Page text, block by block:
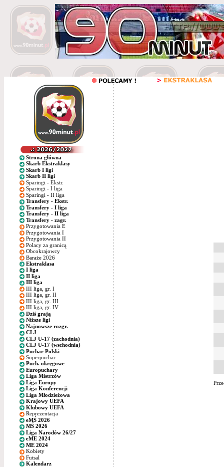
Strona główna
Skarb Ekstraklasy
Skarb I ligi
Skarb II ligi
Sparingi - Ekstr.
Sparingi - I liga
Sparingi - II liga
Transfery - Ekstr.
Transfery - I liga
Transfery - II liga
Transfery - zagr.
Przygotowania E
Przygotowania I
Przygotowania II
Polacy za granicą
Obcokrajowcy
Baraże 2026
Ekstraklasa
I liga
II liga
III liga
III liga, gr. I
III liga, gr. II
III liga, gr. III
III liga, gr. IV
Dziś grają
Niższe ligi
Najnowsze rozgr.
CLJ
CLJ U-17 (zachodnia)
CLJ U-17 (wschodnia)
Puchar Polski
Superpuchar
Puch. okręgowe
Europuchary
Liga Mistrzów
Liga Europy
Liga Konferencji
Liga Młodzieżowa
Krajowy UEFA
Klubowy UEFA
Reprezentacja
eMŚ 2026
MŚ 2026
Liga Narodów 26/27
eME 2024
ME 2024
Kobiety
Futsal
Kalendarz